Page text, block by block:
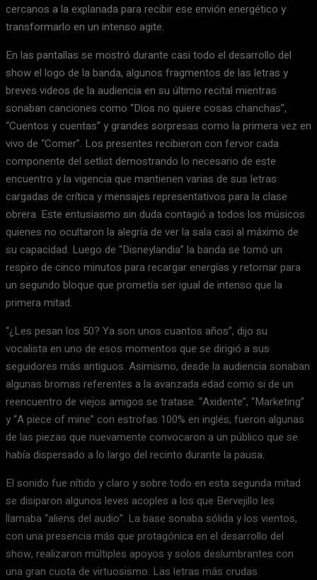
cercanos a la explanada para recibir ese envión energético y
transformarlo en un intenso agite.
En las pantallas se mostró durante casi todo el desarrollo del
show el logo de la banda, algunos fragmentos de las letras y
breves videos de la audiencia en su último recital mientras
sonaban canciones como “Dios no quiere cosas chanchas”,
“Cuentos y cuentas” y grandes sorpresas como la primera vez en
vivo de “Comer”. Los presentes recibieron con fervor cada
componente del setlist demostrando lo necesario de este
encuentro y la vigencia que mantienen varias de sus letras
cargadas de crítica y mensajes representativos para la clase
obrera. Este entusiasmo sin duda contagió a todos los músicos
quienes no ocultaron la alegría de ver la sala casi al máximo de
su capacidad. Luego de “Disneylandia” la banda se tomó un
respiro de cinco minutos para recargar energías y retornar para
un segundo bloque que prometía ser igual de intenso que la
primera mitad.
“¿Les pesan los 50? Ya son unos cuantos años”, dijo su
vocalista en uno de esos momentos que se dirigió a sus
seguidores más antiguos. Asimismo, desde la audiencia sonaban
algunas bromas referentes a la avanzada edad como si de un
reencuentro de viejos amigos se tratase. “Axidente”, “Marketing”
y “A piece of mine” con estrofas 100% en inglés, fueron algunas
de las piezas que nuevamente convocaron a un público que se
había dispersado a lo largo del recinto durante la pausa.
El sonido fue nítido y claro y sobre todo en esta segunda mitad
se disiparon algunos leves acoples a los que Bervejillo les
llamaba “aliens del audio”. La base sonaba sólida y los vientos,
con una presencia más que protagónica en el desarrollo del
show, realizaron múltiples apoyos y solos deslumbrantes con
una gran cuota de virtuosismo. Las letras más crudas